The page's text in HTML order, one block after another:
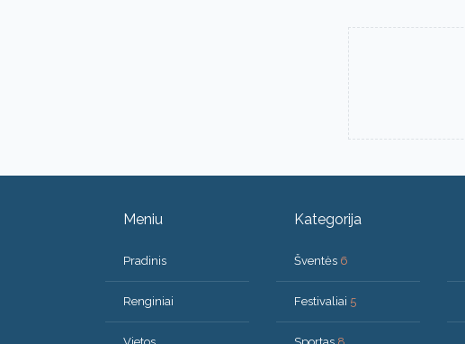
Meniu
Pradinis
Renginiai
Kategorija
Šventės 6
Festivaliai 5